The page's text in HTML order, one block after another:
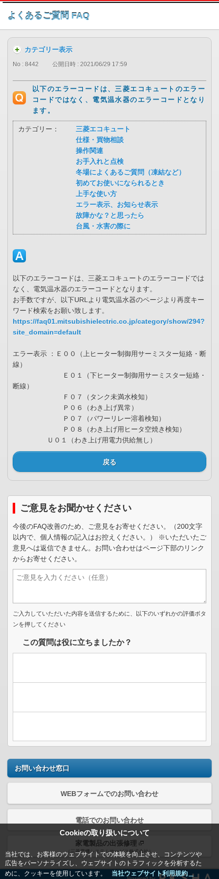
このページの本文へ
よくあるご質問 FAQ
Cookieの取り扱いについて
当社では、お客様のウェブサイトでの体験を向上させ、コンテンツや
広告をパーソナライズし、ウェブサイトのトラフィックを分析するた
めに、クッキーを使用しています。
当社ウェブサイト利用規約＿
カテゴリー表示
No : 8442 公開日時 : 2021/06/29 17:59
以下のエラーコードは、三菱エコキュートのエラー
コードではなく、電気温水器のエラーコードとなり
ます。
カテゴリー：
三菱エコキュート
仕様・買物相談
操作関連
お手入れと点検
冬場によくあるご質問（凍結など）
初めてお使いになられるとき
上手な使い方
エラー表示、お知らせ表示
故障かな？と思ったら
台風・水害の際に
以下のエラーコードは、三菱エコキュートのエラーコードでは
なく、電気温水器のエラーコードとなります。
お手数ですが、以下URLより電気温水器のページより再度キー
ワード検索をお願い致します。
https://faq01.mitsubishielectric.co.jp/category/show/294?
site_domain=default
エラー表示 ：Ｅ００（上ヒーター制御用サーミスター短絡・断
線）
Ｅ０１（下ヒーター制御用サーミスター短絡・
断線）
Ｆ０７（タンク未満水検知）
Ｐ０６（わき上げ異常）
Ｐ０７（パワーリレー溶着検知）
Ｐ０８（わき上げ用ヒータ空焼き検知）
Ｕ０１（わき上げ用電力供給無し）
戻る
ご意見をお聞かせください
今後のFAQ改善のため、ご意見をお寄せください。（200文字
以内で、個人情報の記入はお控えください。） ※いただいたご
意見へは返信できません。お問い合わせはページ下部のリンク
からお寄せください。
ご入力していただいた内容を送信するために、以下のいずれかの評価ボタ
ンを押してください
この質問は役に立ちましたか？
お問い合わせ窓口
WEBフォームでのお問い合わせ
電話でのお問い合わせ
家電製品の出張修理
（三菱電機システムサービス株式会社）